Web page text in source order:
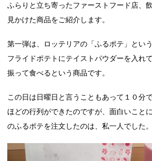
ふらりと立ち寄ったファーストフード店、
見かけた商品をご紹介します。
第一弾は、ロッテリアの「ふるポテ」とい
フライドポテトにテイストパウダーを入れ
振って食べるという商品です。
この日は日曜日と言うこともあって１０分
ほどの行列ができたのですが、面白いこと
のふるポテを注文したのは、私一人でした。